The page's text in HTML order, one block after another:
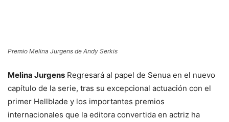
Premio Melina Jurgens de Andy Serkis
Melina Jurgens Regresará al papel de Senua en el nuevo
capítulo de la serie, tras su excepcional actuación con el
primer Hellblade y los importantes premios
internacionales que la editora convertida en actriz ha